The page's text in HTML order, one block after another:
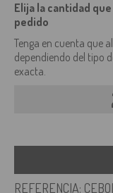
Elija la cantidad
pedido
Tenga en cuenta que
dependiendo del tipo
exacta.
REFERENCIA: